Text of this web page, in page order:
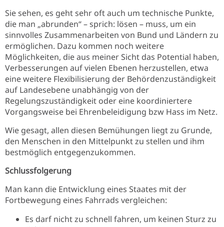
Sie sehen, es geht sehr oft auch um technische Punkte,
die man „abrunden“ – sprich: lösen – muss, um ein
sinnvolles Zusammenarbeiten von Bund und Ländern zu
ermöglichen. Dazu kommen noch weitere
Möglichkeiten, die aus meiner Sicht das Potential haben,
Verbesserungen auf vielen Ebenen herzustellen, etwa
eine weitere Flexibilisierung der Behördenzuständigkeit
auf Landesebene unabhängig von der
Regelungszuständigkeit oder eine koordiniertere
Vorgangsweise bei Ehrenbeleidigung bzw Hass im Netz.
Wie gesagt, allen diesen Bemühungen liegt zu Grunde,
den Menschen in den Mittelpunkt zu stellen und ihm
bestmöglich entgegenzukommen.
Schlussfolgerung
Man kann die Entwicklung eines Staates mit der
Fortbewegung eines Fahrrads vergleichen:
Es darf nicht zu schnell fahren, um keinen Sturz zu